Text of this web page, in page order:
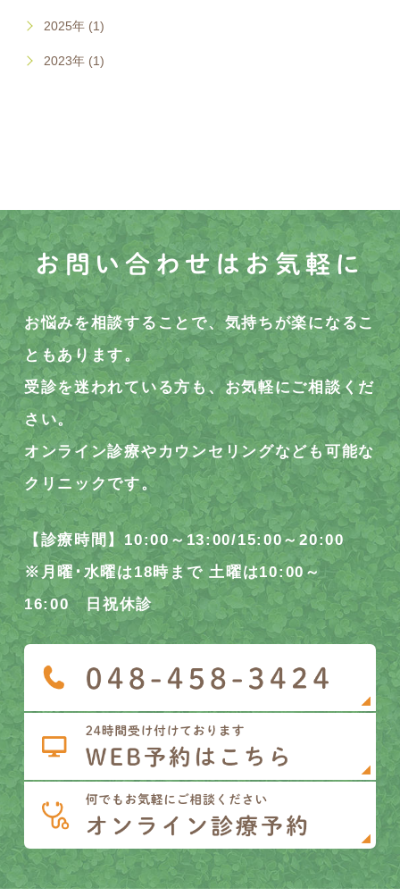
2025年 (1)
2023年 (1)
お問い合わせはお気軽に
お悩みを相談することで、気持ちが楽になるこ
ともあります。
受診を迷われている方も、お気軽にご相談くだ
さい。
オンライン診療やカウンセリングなども可能な
クリニックです。
【診療時間】10:00～13:00/15:00～20:00
※月曜･水曜は18時まで 土曜は10:00～
16:00 日祝休診